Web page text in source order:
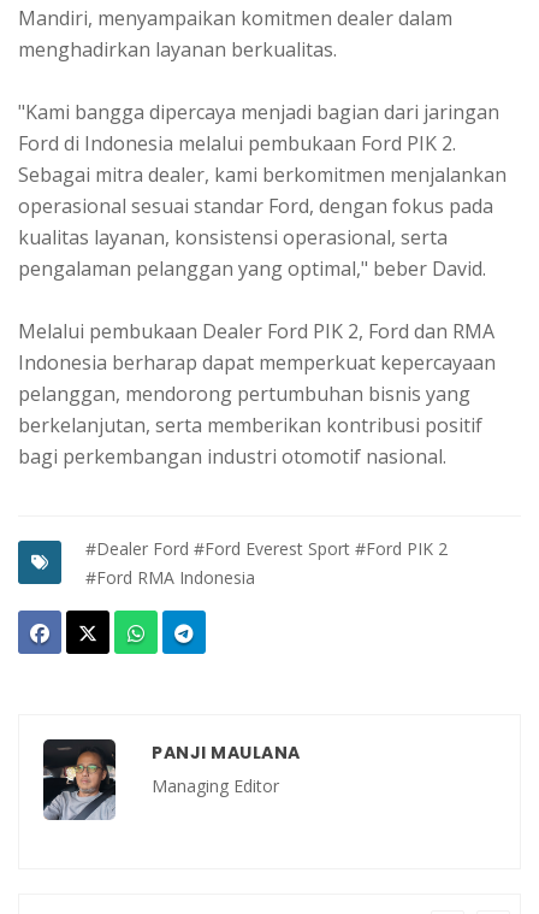
Mandiri, menyampaikan komitmen dealer dalam
menghadirkan layanan berkualitas.
"Kami bangga dipercaya menjadi bagian dari jaringan
Ford di Indonesia melalui pembukaan Ford PIK 2.
Sebagai mitra dealer, kami berkomitmen menjalankan
operasional sesuai standar Ford, dengan fokus pada
kualitas layanan, konsistensi operasional, serta
pengalaman pelanggan yang optimal," beber David.
Melalui pembukaan Dealer Ford PIK 2, Ford dan RMA
Indonesia berharap dapat memperkuat kepercayaan
pelanggan, mendorong pertumbuhan bisnis yang
berkelanjutan, serta memberikan kontribusi positif
bagi perkembangan industri otomotif nasional.
#Dealer Ford #Ford Everest Sport #Ford PIK 2
#Ford RMA Indonesia
PANJI MAULANA
Managing Editor